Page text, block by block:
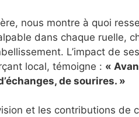
nous montre à quoi
dans chaque ruelle,
L’impact de
local, témoigne : «
de sourires. »
et les contributions de